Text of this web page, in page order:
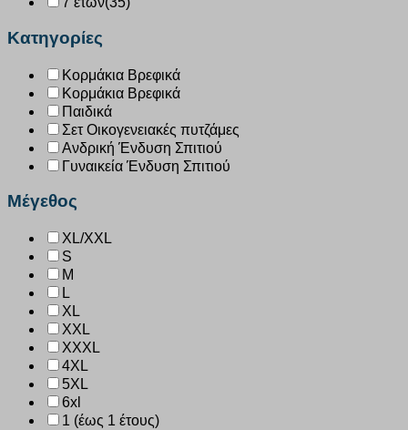
Κατηγορίες
Κορμάκια Βρεφικά
Κορμάκια Βρεφικά
Παιδικά
Σετ Οικογενειακές πυτζάμες
Ανδρική Ένδυση Σπιτιού
Γυναικεία Ένδυση Σπιτιού
Μέγεθος
XL/XXL
S
M
L
XL
XXL
XXXL
4XL
5XL
6xl
1 (έως 1 έτους)